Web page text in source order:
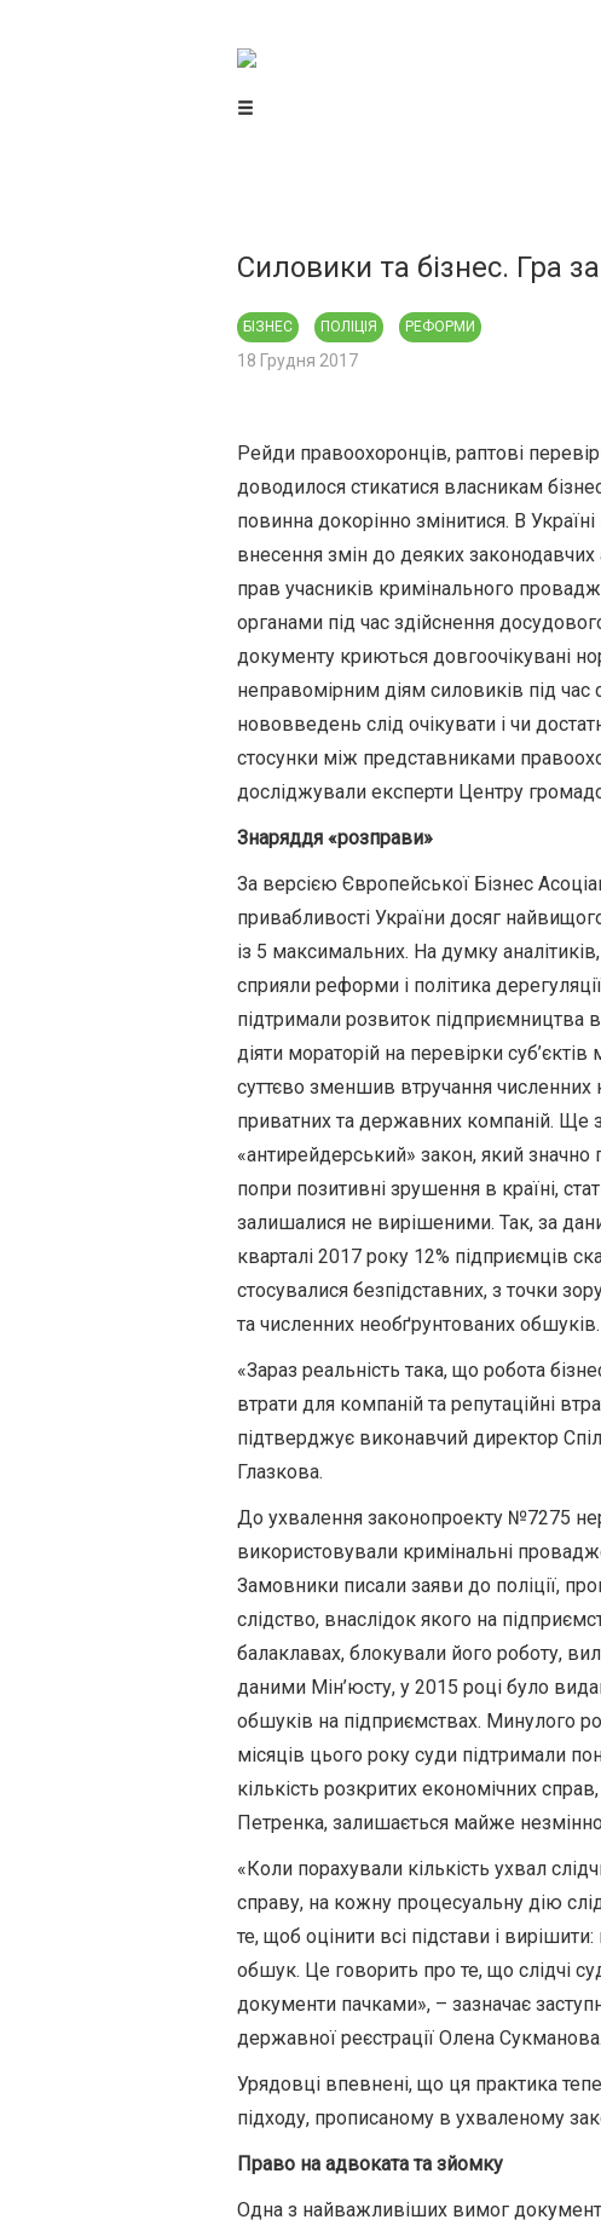
Центр громадського моніторингу
Силовики та бізнес. Гра
БІЗНЕС ПОЛІЦІЯ РЕФОРМИ
18 Грудня 2017
Рейди правоохоронців, раптові
доводилося стикатися власникам
повинна докорінно змінитися. В
внесення змін до деяких
прав учасників кримінального
органами під час здійснення
документу криються довгоочікувані
неправомірним діям силовиків під час
нововведень слід очікувати і чи
стосунки між представниками
досліджували експерти Центру
Знаряддя «розправи»
За версією Європейської Бізнес
привабливості України досяг
із 5 максимальних. На думку
сприяли реформи і політика
підтримали розвиток підприємництва
діяти мораторій на перевірки
суттєво зменшив втручання
приватних та державних компаній. Ще
«антирейдерський» закон, який значно
попри позитивні зрушення в країні,
залишалися не вирішеними. Так, за
кварталі 2017 року 12% підприємців
стосувалися безпідставних, з точки
та численних необґрунтованих обшуків.
«Зараз реальність така, що робота
втрати для компаній та репутаційні
підтверджує виконавчий директор
Глазкова.
До ухвалення законопроекту №7275
використовували кримінальні
Замовники писали заяви до поліції,
слідство, внаслідок якого на
балаклавах, блокували його роботу,
даними Мін’юсту, у 2015 році було
обшуків на підприємствах. Минулого
місяців цього року суди підтримали
кількість розкритих економічних
Петренка, залишається майже
«Коли порахували кількість ухвал
справу, на кожну процесуальну дію
те, щоб оцінити всі підстави і
обшук. Це говорить про те, що слідчі
документи пачками», – зазначає
державної реєстрації Олена Сукманова.
Урядовці впевнені, що ця практика
підходу, прописаному в ухваленому
Право на адвоката та зйомку
Одна з найважливіших вимог